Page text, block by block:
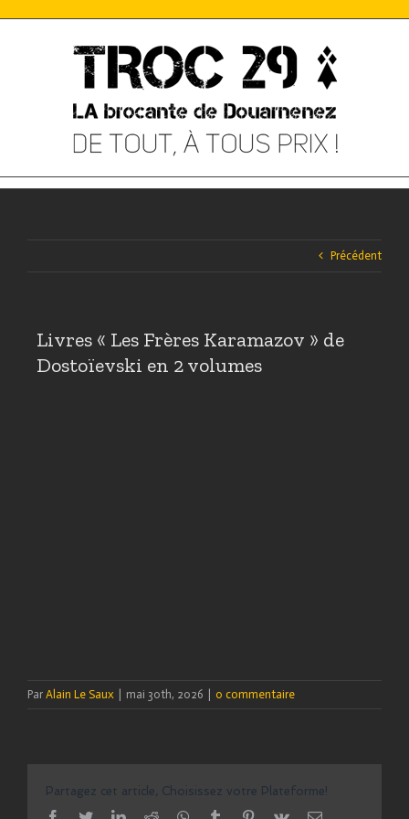
Précédent
Livres « Les Frères Karamazov » de
Dostoïevski en 2 volumes
Par Alain Le Saux mai 30th, 2026 0 commentaire
Partagez cet article, Choisissez votre Plateforme!